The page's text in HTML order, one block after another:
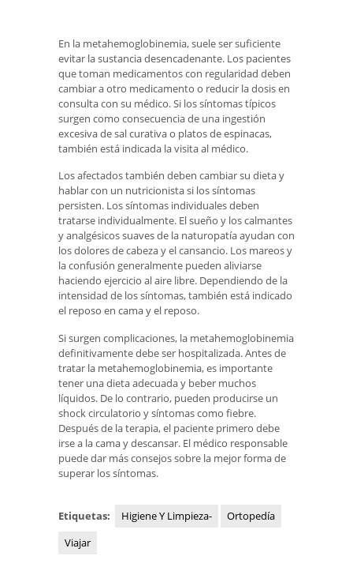
En la metahemoglobinemia, suele ser suficiente
evitar la sustancia desencadenante. Los pacientes
que toman medicamentos con regularidad deben
cambiar a otro medicamento o reducir la dosis en
consulta con su médico. Si los síntomas típicos
surgen como consecuencia de una ingestión
excesiva de sal curativa o platos de espinacas,
también está indicada la visita al médico.
Los afectados también deben cambiar su dieta y
hablar con un nutricionista si los síntomas
persisten. Los síntomas individuales deben
tratarse individualmente. El sueño y los calmantes
y analgésicos suaves de la naturopatía ayudan con
los dolores de cabeza y el cansancio. Los mareos y
la confusión generalmente pueden aliviarse
haciendo ejercicio al aire libre. Dependiendo de la
intensidad de los síntomas, también está indicado
el reposo en cama y el reposo.
Si surgen complicaciones, la metahemoglobinemia
definitivamente debe ser hospitalizada. Antes de
tratar la metahemoglobinemia, es importante
tener una dieta adecuada y beber muchos
líquidos. De lo contrario, pueden producirse un
shock circulatorio y síntomas como fiebre.
Después de la terapia, el paciente primero debe
irse a la cama y descansar. El médico responsable
puede dar más consejos sobre la mejor forma de
superar los síntomas.
Etiquetas: Higiene Y Limpieza-
Ortopedía
Viajar